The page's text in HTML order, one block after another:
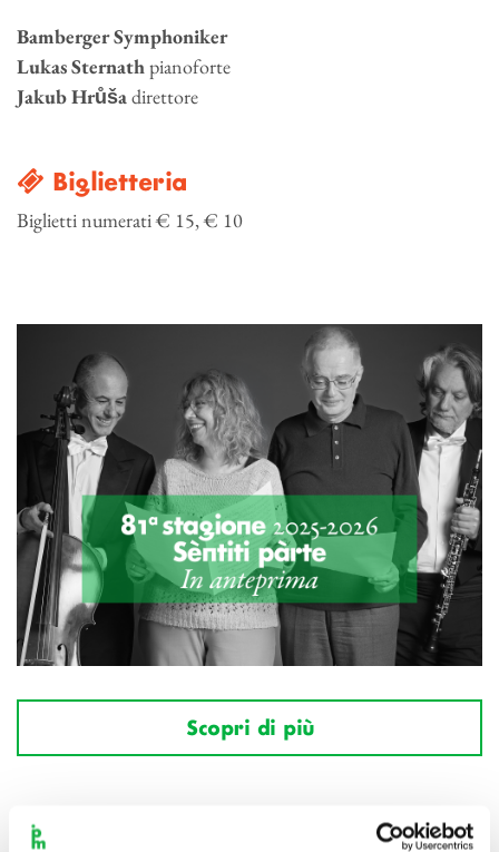
Bamberger Symphoniker
Lukas Sternathpianoforte
Jakub Hrůšadirettore
Biglietteria
Biglietti numerati € 15, € 10
Scopri di più